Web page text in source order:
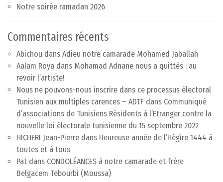
Notre soirée ramadan 2026
Commentaires récents
Abichou dans Adieu notre camarade Mohamed Jaballah
Aalam Roya dans Mohamad Adnane nous a quittés : au
revoir l’artiste!
Nous ne pouvons-nous inscrire dans ce processus électoral
Tunisien aux multiples carences – ADTF dans Communiqué
d’associations de Tunisiens Résidents à l’Etranger contre la
nouvelle loi électorale tunisienne du 15 septembre 2022
HICHERI Jean-Pierre dans Heureuse année de l’Hégire 1444 à
toutes et à tous
Pat dans CONDOLÉANCES à notre camarade et frère
Belgacem Tebourbi (Moussa)